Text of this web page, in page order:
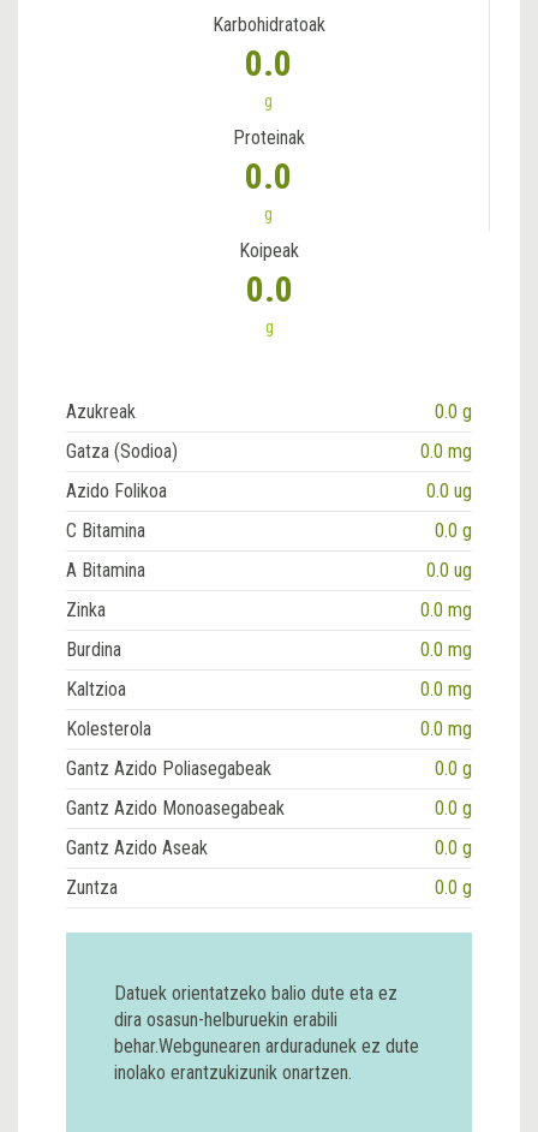
Karbohidratoak
0.0
g
Proteinak
0.0
g
Koipeak
0.0
g
Azukreak
0.0 g
Gatza (Sodioa)
0.0 mg
Azido Folikoa
0.0 ug
C Bitamina
0.0 g
A Bitamina
0.0 ug
Zinka
0.0 mg
Burdina
0.0 mg
Kaltzioa
0.0 mg
Kolesterola
0.0 mg
Gantz Azido Poliasegabeak
0.0 g
Gantz Azido Monoasegabeak
0.0 g
Gantz Azido Aseak
0.0 g
Zuntza
0.0 g
Datuek orientatzeko balio dute eta ez
dira osasun-helburuekin erabili
behar.Webgunearen arduradunek ez dute
inolako erantzukizunik onartzen.